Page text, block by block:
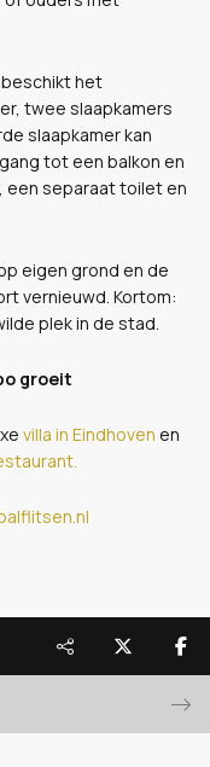
beschikt het
twee slaapkamers
slaapkamer kan
tot een balkon en
een separaat toilet en
eigen grond en de
vernieuwd. Kortom:
plek in de stad.
groeit
villa in Eindhoven en